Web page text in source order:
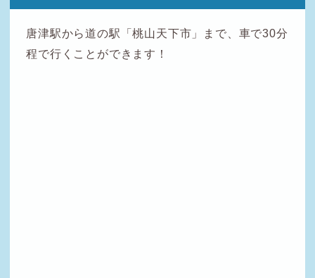
唐津駅から道の駅「桃山天下市」まで、車で30分
程で行くことができます！